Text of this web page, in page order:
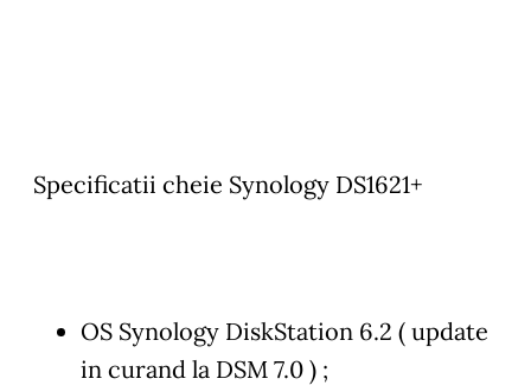
Specificatii cheie Synology DS1621+
OS Synology DiskStation 6.2 ( update
in curand la DSM 7.0 ) ;